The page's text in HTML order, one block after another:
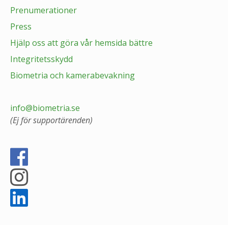
Prenumerationer
Press
Hjälp oss att göra vår hemsida bättre
Integritetsskydd
Biometria och kamerabevakning
info@biometria.se
(Ej för supportärenden)